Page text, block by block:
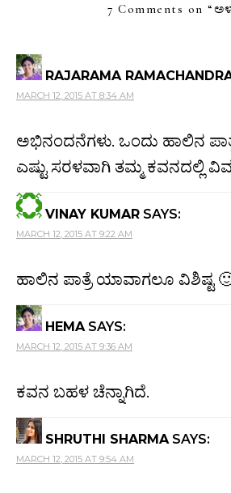
7 Comments on “
RAJARAMA
MARCH 12, 2015 AT 8:34 AM
ಅಭಿನಂದನೆಗಳು. ಒಂದು ಹಾಲಿನ
ಎಷ್ಟು ಸರಳವಾಗಿ ತಮ್ಮ ಕವನದಲ್ಲಿ
VINAY KUMAR SAYS:
MARCH 12, 2015 AT 9:22 AM
ಹಾಲಿನ ಪಾತ್ರೆ ಯಾವಾಗಲೂ ವಿಶಿಷ್ಟ
HEMA SAYS:
MARCH 12, 2015 AT 9:36 AM
ಕವನ ಬಹಳ ಚೆನ್ನಾಗಿದೆ.
SHRUTHI SHARMA SAYS:
MARCH 12, 2015 AT 9:54 AM